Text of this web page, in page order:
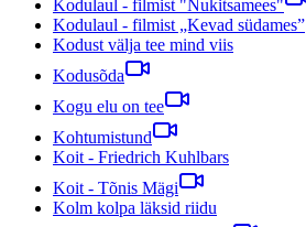
Kodulaul - filmist "Nukitsamees"
Kodulaul - filmist „Kevad südames”
Kodust välja tee mind viis
Kodusõda
Kogu elu on tee
Kohtumistund
Koit - Friedrich Kuhlbars
Koit - Tõnis Mägi
Kolm kolpa läksid riidu